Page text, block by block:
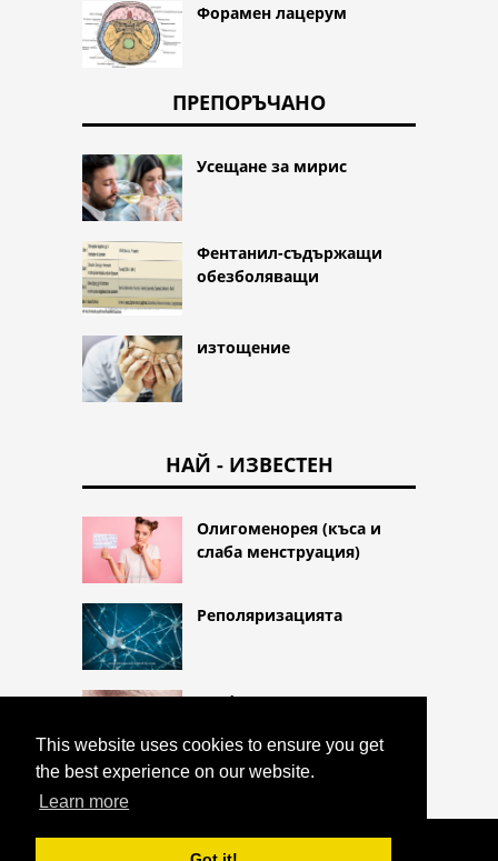
This website uses cookies to ensure you get
the best experience on our website.
Learn more
Форамен лацерум
ПРЕПОРЪЧАНО
Усещане за мирис
Фентанил-съдържащи
обезболяващи
изтощение
НАЙ - ИЗВЕСТЕН
Олигоменорея (къса и
слаба менструация)
Реполяризацията
Блефарит (възпаление на
COPYRIGHT 2026 HTTPS://CQLIFE.NET